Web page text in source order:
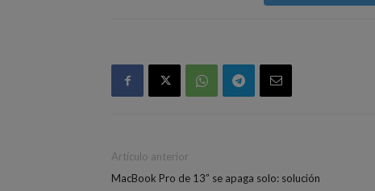
Artículo anterior
MacBook Pro de 13” se apaga solo: solución